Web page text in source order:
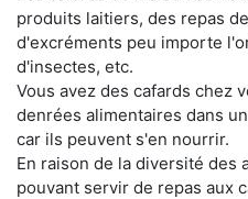
produits laitiers, des repas
d'excréments peu importe
d'insectes, etc.
Vous avez des cafards chez
denrées alimentaires dans
car ils peuvent s'en nourrir.
En raison de la diversité des
pouvant servir de repas aux